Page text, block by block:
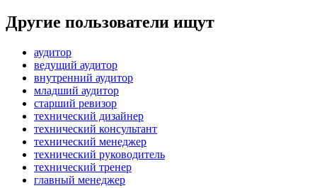
Другие пользователи ищут
аудитор
ведущий аудитор
внутренний аудитор
младший аудитор
старший ревизор
технический дизайнер
технический консультант
технический менеджер
технический руководитель
технический тренер
главный менеджер